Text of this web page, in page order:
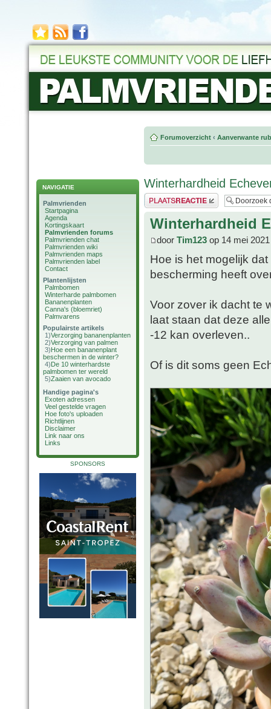
NAVIGATIE
Palmvrienden
Startpagina
Agenda
Kortingskaart
Palmvrienden forums
Palmvrienden chat
Palmvrienden wiki
Palmvrienden maps
Palmvrienden label
Contact
Plantenlijsten
Palmbomen
Winterharde palmbomen
Bananenplanten
Canna's (bloemriet)
Palmvarens
Populairste artikels
1)Verzorging bananenplanten
2)Verzorging van palmen
3)Hoe een bananenplant
beschermen in de winter?
4)De 10 winterhardste
palmbomen ter wereld
5)Zaaien van avocado
Handige pagina's
Exoten adressen
Veel gestelde vragen
Hoe foto's uploaden
Richtlijnen
Disclaimer
Link naar ons
Links
SPONSORS
Forumoverzicht ‹ Aanverwante
Winterhardheid
Plaats een reactie
Winterhardheid
door Tim123 op 14 mei
Hoe is het mogelijk
bescherming heeft
Voor zover ik dacht te
laat staan dat deze
-12 kan overleven..
Of is dit soms geen